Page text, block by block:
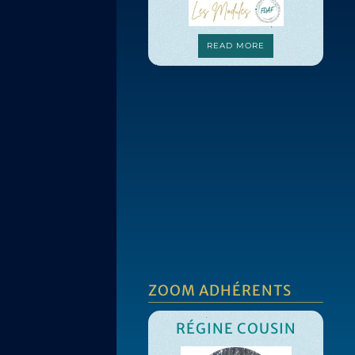
READ MORE
ZOOM ADHÉRENTS
RÉGINE COUSIN